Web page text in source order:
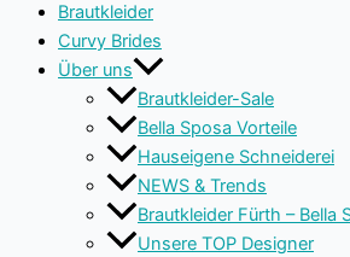
Brautkleider
Curvy Brides
Über uns
Brautkleider-Sale
Bella Sposa Vorteile
Hauseigene Schneiderei
NEWS & Trends
Brautkleider Fürth – Bella
Unsere TOP Designer